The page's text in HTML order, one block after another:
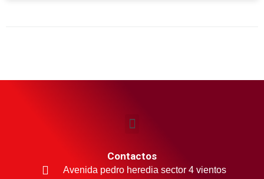
Contactos
Avenida pedro heredia sector 4 vientos